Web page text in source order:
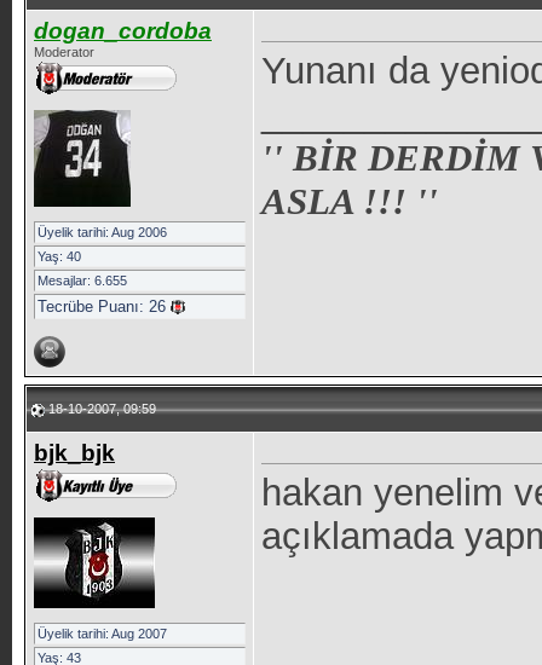
dogan_cordoba
Moderator
Üyelik tarihi: Aug 2006
Yaş: 40
Mesajlar: 6.655
Tecrübe Puanı: 26
Yunanı da
'' BİR DERDİM
ASLA !!! ''
18-10-2007, 09:59
bjk_bjk
Üyelik tarihi: Aug 2007
Yaş: 43
hakan yenelim
açıklamada